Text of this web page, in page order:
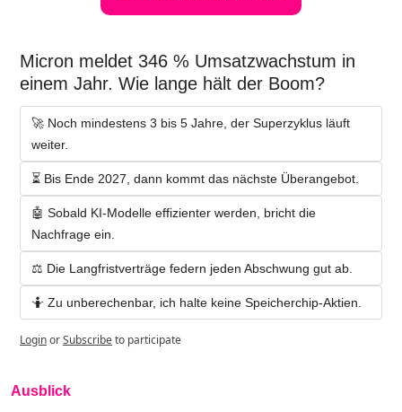
Micron meldet 346 % Umsatzwachstum in
einem Jahr. Wie lange hält der Boom?
🚀 Noch mindestens 3 bis 5 Jahre, der Superzyklus läuft
weiter.
⏳ Bis Ende 2027, dann kommt das nächste Überangebot.
🤖 Sobald KI-Modelle effizienter werden, bricht die
Nachfrage ein.
⚖️ Die Langfristverträge federn jeden Abschwung gut ab.
🤷 Zu unberechenbar, ich halte keine Speicherchip-Aktien.
LoginorSubscribeto participate
Ausblick